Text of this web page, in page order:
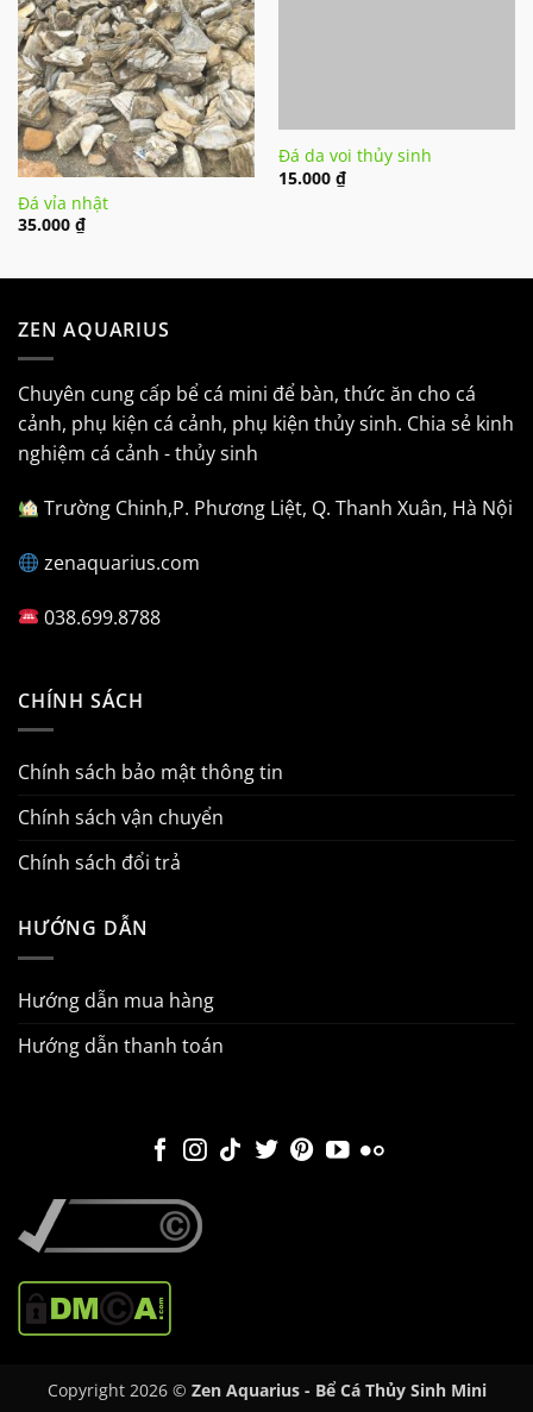
Đá vỉa nhật
35.000 ₫
Đá da voi thủy sinh
15.000 ₫
ZEN AQUARIUS
Chuyên cung cấp bể cá mini để bàn, thức ăn cho cá
cảnh, phụ kiện cá cảnh, phụ kiện thủy sinh. Chia sẻ kinh
nghiệm cá cảnh - thủy sinh
Trường Chinh,P. Phương Liệt, Q. Thanh Xuân, Hà Nội
zenaquarius.com
038.699.8788
CHÍNH SÁCH
Chính sách bảo mật thông tin
Chính sách vận chuyển
Chính sách đổi trả
HƯỚNG DẪN
Hướng dẫn mua hàng
Hướng dẫn thanh toán
Copyright 2026 © Zen Aquarius - Bể Cá Thủy Sinh Mini